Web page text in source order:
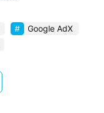
Google AdX